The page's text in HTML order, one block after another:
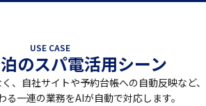
USE CASE
のスパ電活用シーン
、自社サイトや予約台帳への自動反映など、
る一連の業務をAIが自動で対応します。